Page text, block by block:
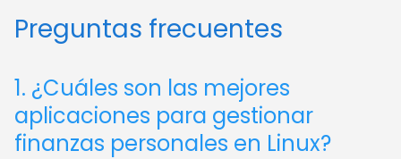
Preguntas frecuentes
1. ¿Cuáles son las mejores
aplicaciones para gestionar
finanzas personales en Linux?